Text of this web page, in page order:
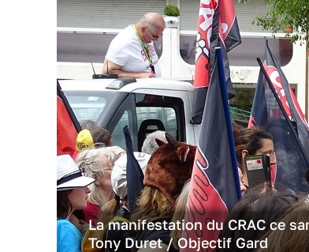
La manifestation du CRAC ce
Tony Duret / Objectif Gard